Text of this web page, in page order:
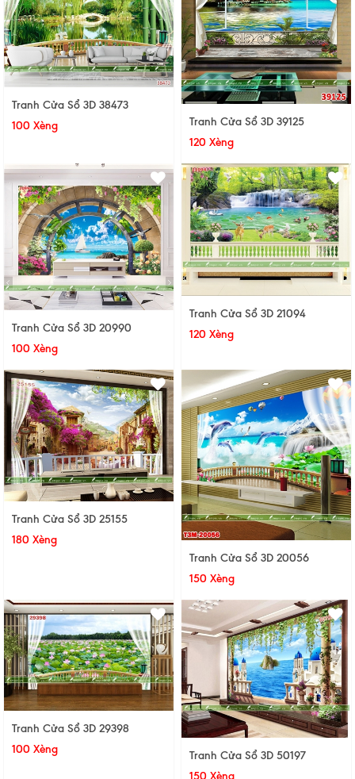
Tranh Cửa Sổ 3D 38473
100 Xèng
Tranh Cửa Sổ 3D 39125
120 Xèng
Tranh Cửa Sổ 3D 20990
100 Xèng
Tranh Cửa Sổ 3D 21094
120 Xèng
Tranh Cửa Sổ 3D 25155
180 Xèng
Tranh Cửa Sổ 3D 20056
150 Xèng
Tranh Cửa Sổ 3D 29398
100 Xèng
Tranh Cửa Sổ 3D 50197
150 Xèng